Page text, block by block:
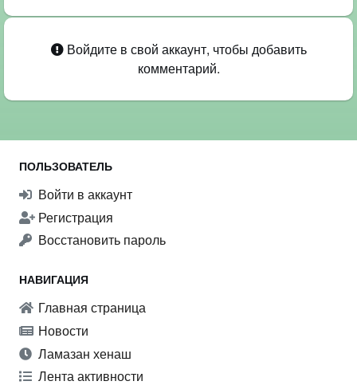
Войдите в свой аккаунт, чтобы добавить
комментарий.
ПОЛЬЗОВАТЕЛЬ
Войти в аккаунт
Регистрация
Восстановить пароль
НАВИГАЦИЯ
Главная страница
Новости
Ламазан хенаш
Лента активности